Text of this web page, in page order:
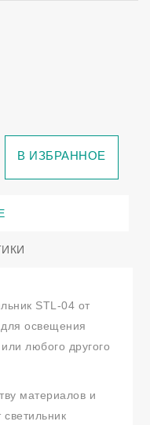
В ИЗБРАННОЕ
STL-04 от
освещения
любого другого
материалов и